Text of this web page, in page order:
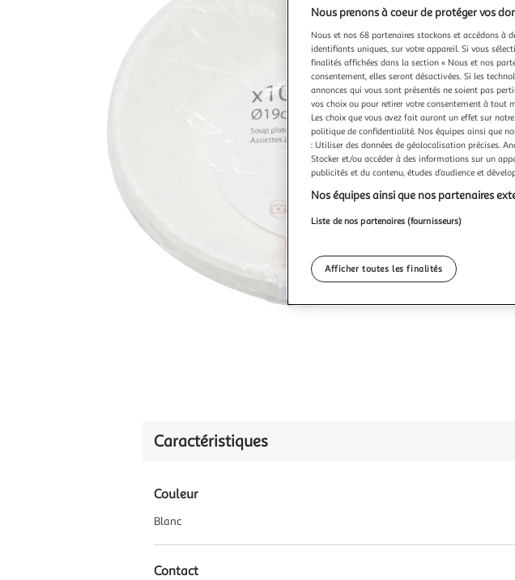
Caractéristiques
Couleur
Blanc
Contact
Nous prenons à coeur de protéger vos
Nous et nos 68 partenaires stockons et accédons à
identifiants uniques, sur votre appareil. Si vous
finalités affichées dans la section « Nous et nos
consentement, elles seront désactivées. Si les
annonces qui vous sont présentés ne soient pas
vos choix ou pour retirer votre consentement à tout
Les choix que vous avez fait auront un effet sur
politique de confidentialité. Nos équipes ainsi que
: Utiliser des données de géolocalisation précises.
Stocker et/ou accéder à des informations sur un
publicités et du contenu, études d’audience et
Nos équipes ainsi que nos partenaires
Liste de nos partenaires (fournisseurs)
Afficher toutes les finalités